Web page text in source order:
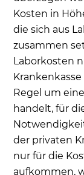
Kosten in
die sich aus
zusammen
Laborkosten
Regel um
handelt, für
der privaten
nur für die
aufkommen,